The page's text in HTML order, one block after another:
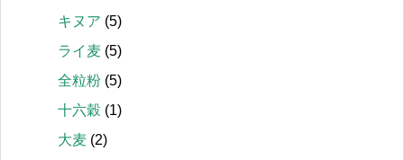
キヌア (5)
ライ麦 (5)
全粒粉 (5)
十六穀 (1)
大麦 (2)